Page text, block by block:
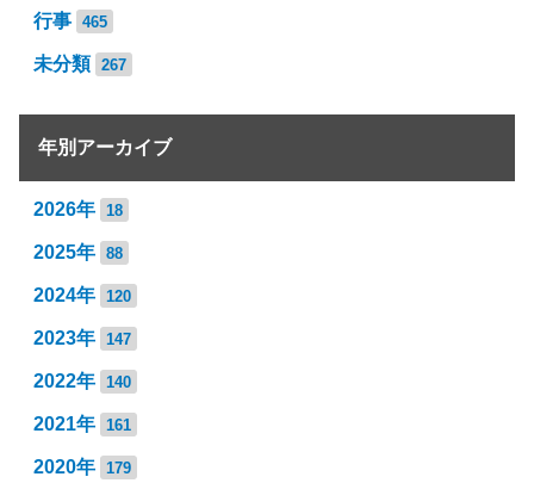
行事 465
未分類 267
年別アーカイブ
2026年 18
2025年 88
2024年 120
2023年 147
2022年 140
2021年 161
2020年 179